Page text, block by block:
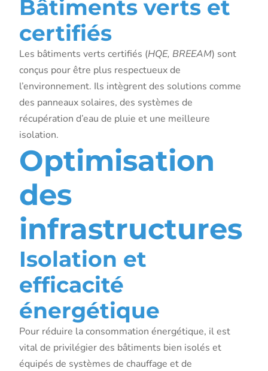
Bâtiments verts et
certifiés
Les bâtiments verts certifiés (HQE, BREEAM) sont
conçus pour être plus respectueux de
l’environnement. Ils intègrent des solutions comme
des panneaux solaires, des systèmes de
récupération d’eau de pluie et une meilleure
isolation.
Optimisation
des
infrastructures
Isolation et
efficacité
énergétique
Pour réduire la consommation énergétique, il est
vital de privilégier des bâtiments bien isolés et
équipés de systèmes de chauffage et de